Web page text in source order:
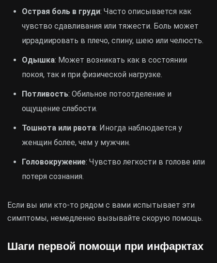
Острая боль в груди: Часто описывается как
чувство сдавливания или тяжести. Боль может
иррадиировать в плечо, спину, шею или челюсть.
Одышка: Может возникать как в состоянии
покоя, так и при физической нагрузке.
Потливость: Обильное потоотделение и
ощущение слабости.
Тошнота или рвота: Иногда наблюдается у
женщин более, чем у мужчин.
Головокружение: Чувство легкости в голове или
потеря сознания.
Если вы или кто-то рядом с вами испытывает эти
симптомы, немедленно вызывайте скорую помощь.
Шаги первой помощи при инфарктах